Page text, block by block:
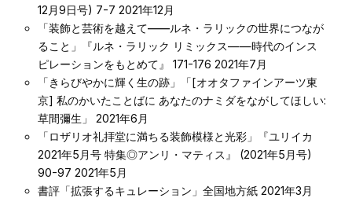
12月9日号) 7-7 2021年12月
「装飾と芸術を越えて――ルネ・ラリックの世界につなが
ること」
『ルネ・ラリック リミックス――時代のインス
ピレーションをもとめて』 171-176 2021年7月
「きらびやかに輝く生の跡」
「[オオタファインアーツ東
京] 私のかいたことばに あなたのナミダをながしてほしい:
草間彌生」 2021年6月
「ロザリオ礼拝堂に満ちる装飾模様と光彩」
『ユリイカ
2021年5月号 特集◎アンリ・マティス』 (2021年5月号)
90-97 2021年5月
書評「拡張するキュレーション」 全国地方紙 2021年3月